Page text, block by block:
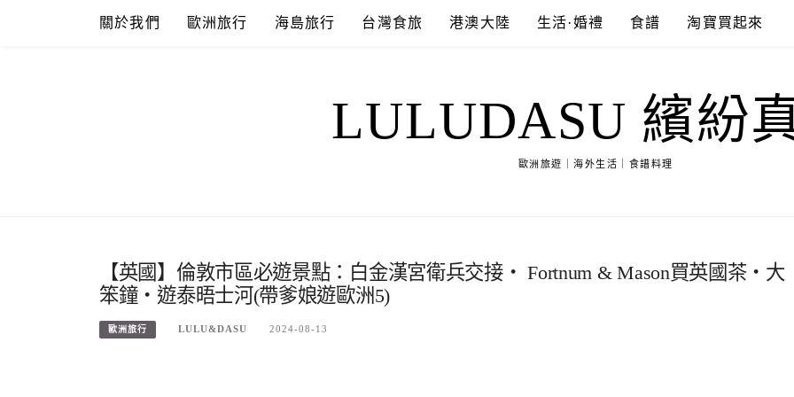
關於我們 歐洲旅行 海島旅行 台灣食旅 港澳大陸 生活·婚禮 食譜 淘寶買起來
LULUDASU 繽紛
歐洲旅遊｜海外生活｜食譜料理
【英國】倫敦市區必遊景點：白金漢宮衛兵交接‧ Fortnum & Mason買英國茶‧大
笨鐘‧遊泰晤士河(帶爹娘遊歐洲5)
歐洲旅行 LULU&DASU 2024-08-13